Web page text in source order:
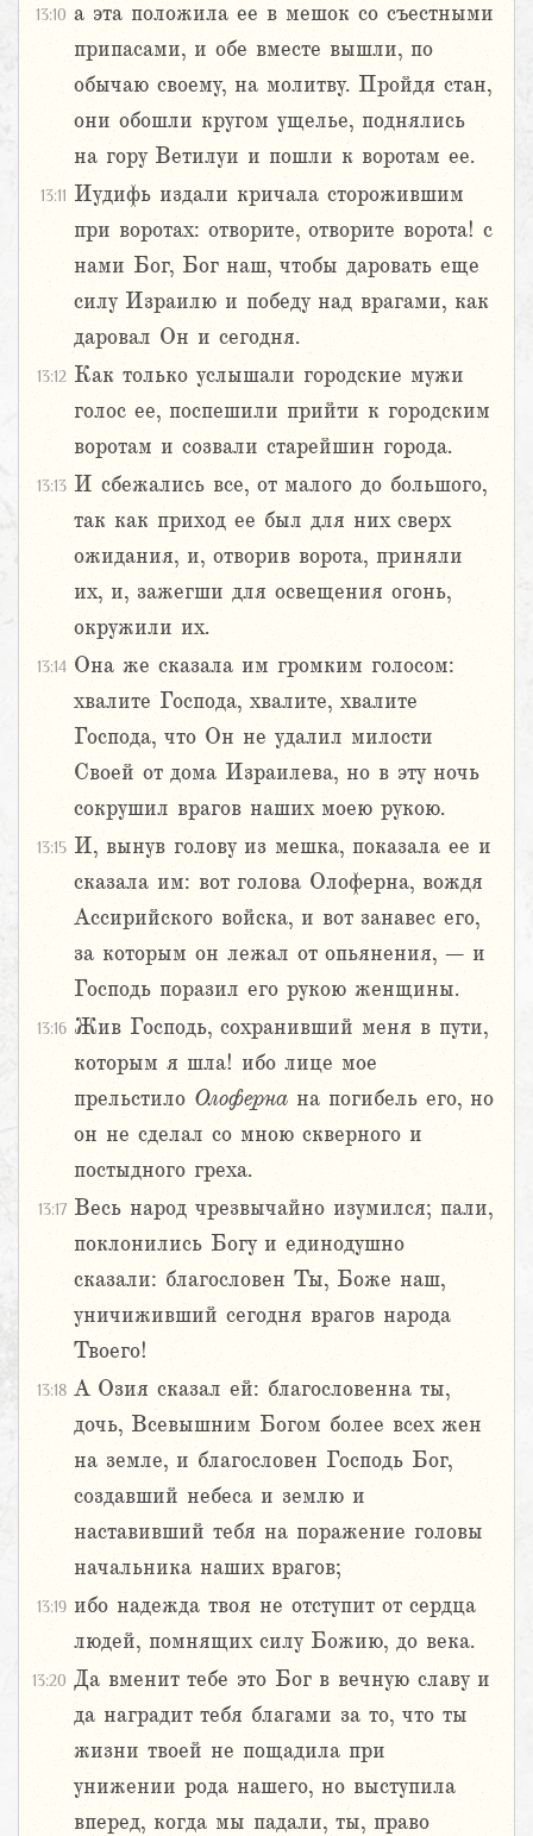
13:10 а эта положила ее в мешок со съестными
припасами, и обе вместе вышли, по
обычаю своему, на молитву. Пройдя стан,
они обошли кругом ущелье, поднялись
на гору Ветилуи и пошли к воротам ее.
13:11 Иудифь издали кричала сторожившим
при воротах: отворите, отворите ворота! с
нами Бог, Бог наш, чтобы даровать еще
силу Израилю и победу над врагами, как
даровал Он и сегодня.
13:12 Как только услышали городские мужи
голос ее, поспешили прийти к городским
воротам и созвали старейшин города.
13:13 И сбежались все, от малого до большого,
так как приход ее был для них сверх
ожидания, и, отворив ворота, приняли
их, и, зажегши для освещения огонь,
окружили их.
13:14 Она же сказала им громким голосом:
хвалите Господа, хвалите, хвалите
Господа, что Он не удалил милости
Своей от дома Израилева, но в эту ночь
сокрушил врагов наших моею рукою.
13:15 И, вынув голову из мешка, показала ее и
сказала им: вот голова Олоферна, вождя
Ассирийского войска, и вот занавес его,
за которым он лежал от опьянения, – и
Господь поразил его рукою женщины.
13:16 Жив Господь, сохранивший меня в пути,
которым я шла! ибо лице мое
прельстило Олоферна на погибель его, но
он не сделал со мною скверного и
постыдного греха.
13:17 Весь народ чрезвычайно изумился; пали,
поклонились Богу и единодушно
сказали: благословен Ты, Боже наш,
уничиживший сегодня врагов народа
Твоего!
13:18 А Озия сказал ей: благословенна ты,
дочь, Всевышним Богом более всех жен
на земле, и благословен Господь Бог,
создавший небеса и землю и
наставивший тебя на поражение головы
начальника наших врагов;
13:19 ибо надежда твоя не отступит от сердца
людей, помнящих силу Божию, до века.
13:20 Да вменит тебе это Бог в вечную славу и
да наградит тебя благами за то, что ты
жизни твоей не пощадила при
унижении рода нашего, но выступила
вперед, когда мы падали, ты, право